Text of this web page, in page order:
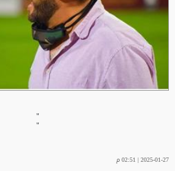
"
"
2025-01-27 | 02:51 م